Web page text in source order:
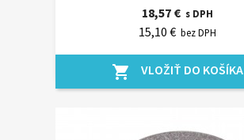
18,57 € s DPH
15,10 € bez DPH
shopping_cart VLOŽIŤ DO KOŠÍKA